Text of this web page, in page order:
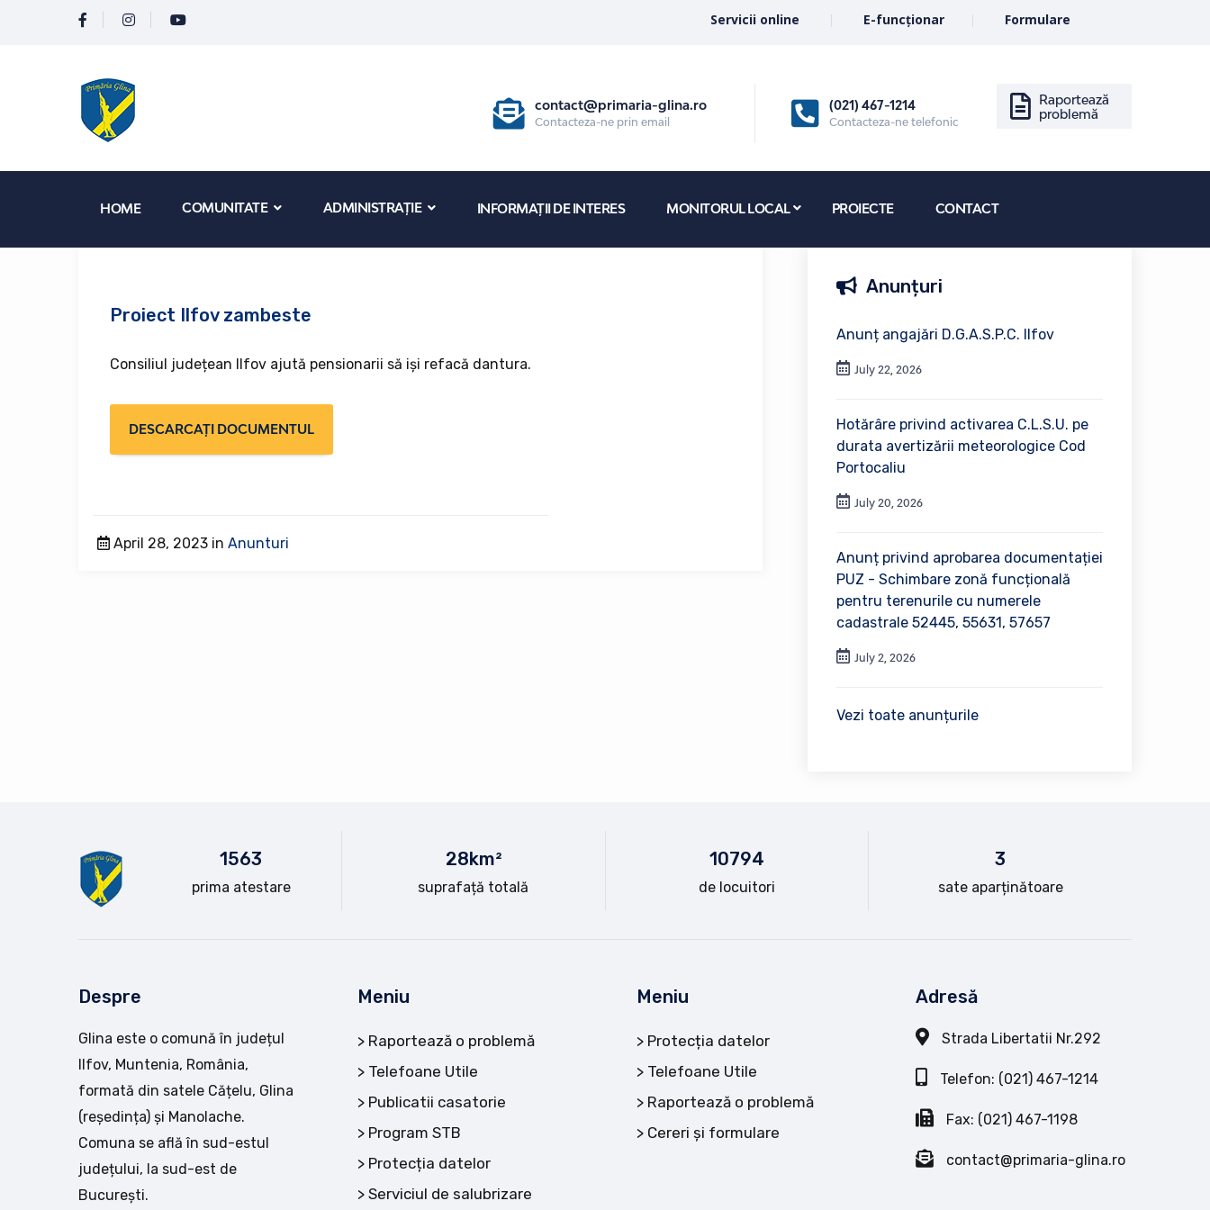
Servicii online E-funcționar Formulare
contact@primaria-glina.ro
Contacteza-ne prin email
(021) 467-1214
Contacteza-ne telefonic
Raportează
problemă
HOME COMUNITATE ADMINISTRAȚIE INFORMAȚII DE INTERES MONITORUL LOCAL PROIECTE CONTACT
Proiect Ilfov zambeste
Consiliul județean Ilfov ajută pensionarii să iși refacă dantura.
DESCARCAȚI DOCUMENTUL
April 28, 2023 in Anunturi
Anunțuri
Anunț angajări D.G.A.S.P.C. Ilfov
July 22, 2026
Hotărâre privind activarea C.L.S.U. pe
durata avertizării meteorologice Cod
Portocaliu
July 20, 2026
Anunț privind aprobarea documentației
PUZ - Schimbare zonă funcțională
pentru terenurile cu numerele
cadastrale 52445, 55631, 57657
July 2, 2026
Vezi toate anunțurile
1563
prima atestare
28km²
suprafață totală
10794
de locuitori
3
sate aparținătoare
Despre
Glina este o comună în județul
Ilfov, Muntenia, România,
formată din satele Cățelu, Glina
(reședința) și Manolache.
Comuna se află în sud-estul
județului, la sud-est de
București.
Meniu
Raportează o problemă
Telefoane Utile
Publicatii casatorie
Program STB
Protecția datelor
Serviciul de salubrizare
Meniu
Protecția datelor
Telefoane Utile
Raportează o problemă
Cereri și formulare
Adresă
Strada Libertatii Nr.292
Telefon: (021) 467-1214
Fax: (021) 467-1198
contact@primaria-glina.ro